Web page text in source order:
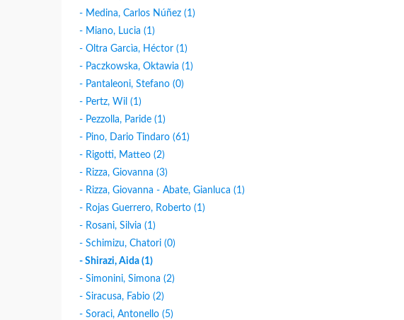
- Medina, Carlos Núñez (1)
- Miano, Lucia (1)
- Oltra Garcìa, Héctor (1)
- Paczkowska, Oktawia (1)
- Pantaleoni, Stefano (0)
- Pertz, Wil (1)
- Pezzolla, Paride (1)
- Pino, Dario Tindaro (61)
- Rigotti, Matteo (2)
- Rizza, Giovanna (3)
- Rizza, Giovanna - Abate, Gianluca (1)
- Rojas Guerrero, Roberto (1)
- Rosani, Silvia (1)
- Schimizu, Chatori (0)
- Shirazi, Aida (1)
- Simonini, Simona (2)
- Siracusa, Fabio (2)
- Soraci, Antonello (5)